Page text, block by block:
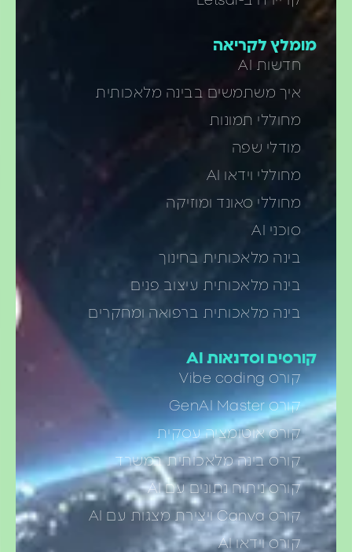
מומלץ לקריאה
חדשות AI
איך משתמשים בבינה מלאכותית
מחוללי תמונות
מודלי שפה
מחוללי וידאו AI
מחוללי סאונד ומוזיקה
סוכני AI
בינה מלאכותית בחינוך
בינה מלאכותית עיצוב פנים
בינה מלאכותית ברפואה ומחקרים
קורסים וסדנאות AI
קורס Vibe coding
קורס GenAI Master
קורס אוטומציה עסקית
קורס בינה מלאכותית במשרד
קורס ניתוח נתונים עם AI
קורס Canva ויצירת מצגות עם AI
קורס וידאו AI